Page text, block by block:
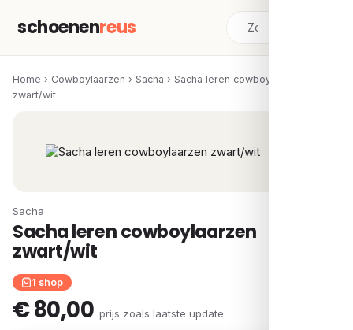
schoenenreus
Home › Cowboylaarzen › Sacha › Sacha leren cowboylaarzen
zwart/wit
Sacha
Sacha leren cowboylaarzen
zwart/wit
1 shop
€ 80,00· prijs zoals laatste update